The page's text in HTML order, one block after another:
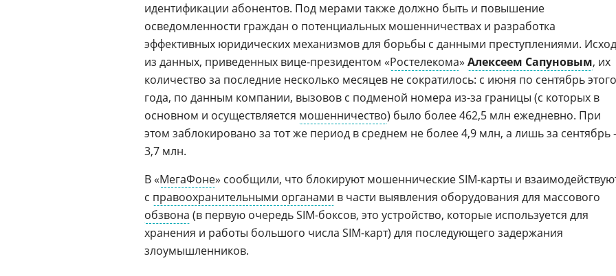
идентификации абонентов. Под мерами также должно быть и повышение
осведомленности граждан о потенциальных мошенничествах и разработка
эффективных юридических механизмов для борьбы с данными преступлениями.
из данных, приведенных вице-президентом «Ростелекома» Алексеем Сапуновым, их
количество за последние несколько месяцев не сократилось: с июня по сентябрь этого
года, по данным компании, вызовов с подменой номера из-за границы (с которых в
основном и осуществляется мошенничество) было более 462,5 млн ежедневно. При
этом заблокировано за тот же период в среднем не более 4,9 млн, а лишь за сентябрь -
3,7 млн.
В «МегаФоне» сообщили, что блокируют мошеннические SIM-карты и
с правоохранительными органами в части выявления оборудования для массового
обзвона (в первую очередь SIM-боксов, это устройство, которые используется для
хранения и работы большого числа SIM-карт) для последующего задержания
злоумышленников.